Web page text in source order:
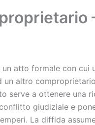
un atto formale con cui
altro
serve a ottenere una
giudiziale e
La diffida